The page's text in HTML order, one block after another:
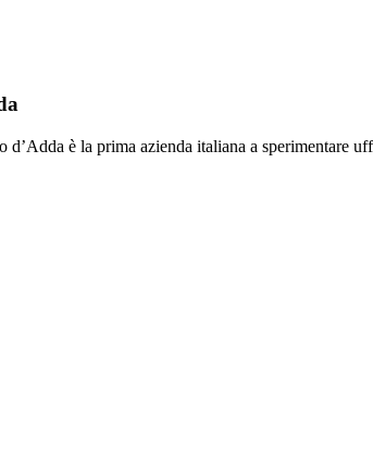
d’Adda è la prima azienda italiana a sperimentare